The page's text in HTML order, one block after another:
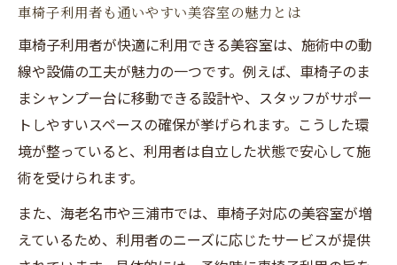
夫
最新バリアフリー設備を備えた美容室の魅
力
美容室で快適な施術を叶える新しいバリア
フリー
障害者が安心して施術を受けられる美容室
の特徴
シニア世代にやさしい美容室の魅力とは
シニア世代に支持される美容室のサービス
車椅子利用者も通いやすい美容室の魅力とは
車椅子利用者が快適に利用できる美容室は、施術中の動
線や設備の工夫が魅力の一つです。例えば、車椅子のま
まシャンプー台に移動できる設計や、スタッフがサポー
トしやすいスペースの確保が挙げられます。こうした環
境が整っていると、利用者は自立した状態で安心して施
術を受けられます。
また、海老名市や三浦市では、車椅子対応の美容室が増
えているため、利用者のニーズに応じたサービスが提供